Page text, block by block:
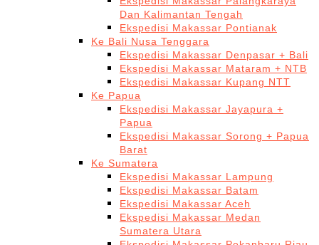
Dan Kalimantan Tengah
Ekspedisi Makassar Pontianak
Ke Bali Nusa Tenggara
Ekspedisi Makassar Denpasar + Bali
Ekspedisi Makassar Mataram + NTB
Ekspedisi Makassar Kupang NTT
Ke Papua
Ekspedisi Makassar Jayapura +
Papua
Ekspedisi Makassar Sorong + Papua
Barat
Ke Sumatera
Ekspedisi Makassar Lampung
Ekspedisi Makassar Batam
Ekspedisi Makassar Aceh
Ekspedisi Makassar Medan
Sumatera Utara